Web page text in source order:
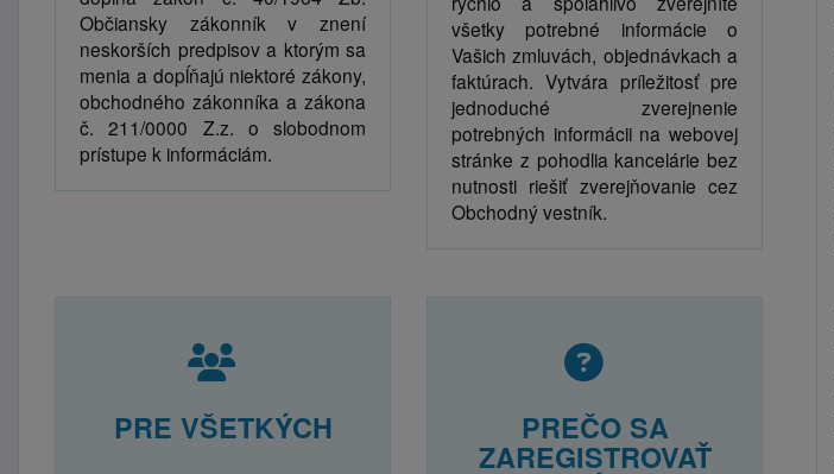
Občiansky zákonník v znení
neskorších predpisov a ktorým sa
menia a dopĺňajú niektoré zákony,
obchodného zákonníka a zákona
č. 211/0000 Z.z. o slobodnom
prístupe k informáciám.
všetky potrebné informácie o
Vašich zmluvách, objednávkach a
faktúrach. Vytvára príležitosť pre
jednoduché zverejnenie
potrebných informácii na webovej
stránke z pohodlia kancelárie bez
nutnosti riešiť zverejňovanie cez
Obchodný vestník.
PRE VŠETKÝCH PREČO SA
ZAREGISTROVAŤ